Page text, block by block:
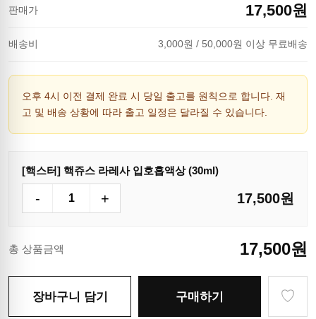
판매가 17,500원
배송비 3,000원 / 50,000원 이상 무료배송
오후 4시 이전 결제 완료 시 당일 출고를 원칙으로 합니다. 재
고 및 배송 상황에 따라 출고 일정은 달라질 수 있습니다.
[핵스터] 핵쥬스 라레사 입호흡액상 (30ml)
- + 17,500원
총 상품금액 17,500원
장바구니 담기 구매하기 ♡